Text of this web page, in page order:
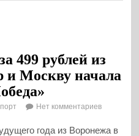
499 рублей из
и Москву начала
Нет комментариев
года из Воронежа в